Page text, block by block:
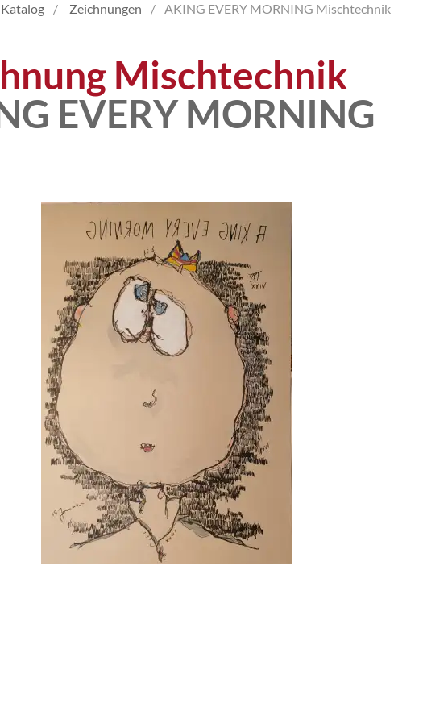
Katalog Zeichnungen AKING EVERY MORNING Mischtechnik
Mischtechnik
EVERY MORNING